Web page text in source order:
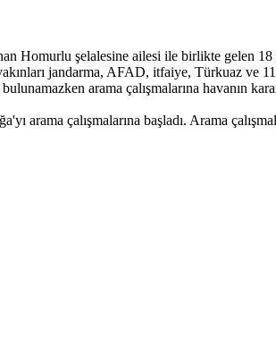
Homurlu şelalesine ailesi ile birlikte gelen
jandarma, AFAD, itfaiye, Türkuaz ve
arama çalışmalarına havanın
arama çalışmalarına başladı. Arama